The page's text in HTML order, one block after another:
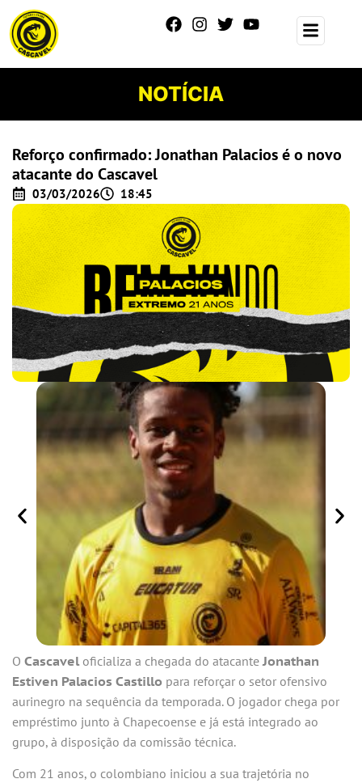
NOTÍCIA
Reforço confirmado: Jonathan Palacios é o novo
atacante do Cascavel
03/03/2026 18:45
O Cascaveloficializa a chegada do atacante Jonathan
Estiven Palacios Castillo para reforçar o setor ofensivo
aurinegro na sequência da temporada. O jogador chega por
empréstimo junto à Chapecoense e já está integrado ao
grupo, à disposição da comissão técnica.
Com 21 anos, o colombiano iniciou a sua trajetória no